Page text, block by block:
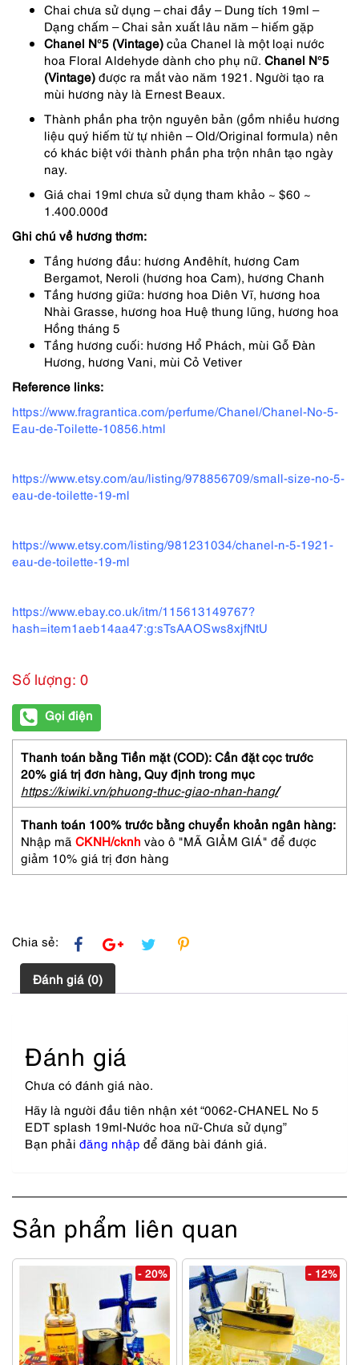
Chai chưa sử dụng – chai đầy – Dung tích 19ml –
Dạng chấm – Chai sản xuất lâu năm – hiếm gặp
Chanel N°5 (Vintage) của Chanel là một loại nước
hoa Floral Aldehyde dành cho phụ nữ. Chanel N°5
(Vintage) được ra mắt vào năm 1921. Người tạo ra
mùi hương này là Ernest Beaux.
Thành phần pha trộn nguyên bản (gồm nhiều hương
liệu quý hiếm từ tự nhiên – Old/Original formula) nên
có khác biệt với thành phần pha trộn nhân tạo ngày
nay.
Giá chai 19ml chưa sử dụng tham khảo ~ $60 ~
1.400.000đ
Ghi chú về hương thơm:
Tầng hương đầu: hương Anđêhít, hương Cam
Bergamot, Neroli (hương hoa Cam), hương Chanh
Tầng hương giữa: hương hoa Diên Vĩ, hương hoa
Nhài Grasse, hương hoa Huệ thung lũng, hương hoa
Hồng tháng 5
Tầng hương cuối: hương Hổ Phách, mùi Gỗ Đàn
Hương, hương Vani, mùi Cỏ Vetiver
Reference links:
https://www.fragrantica.com/perfume/Chanel/Chanel-No-5-
Eau-de-Toilette-10856.html
https://www.etsy.com/au/listing/978856709/small-size-no-5-
eau-de-toilette-19-ml
https://www.etsy.com/listing/981231034/chanel-n-5-1921-
eau-de-toilette-19-ml
https://www.ebay.co.uk/itm/115613149767?
hash=item1aeb14aa47:g:sTsAAOSws8xjfNtU
Số lượng: 0
Gọi điện
Thanh toán bằng Tiền mặt (COD): Cần đặt cọc trước
20% giá trị đơn hàng, Quy định trong mục
https://kiwiki.vn/phuong-thuc-giao-nhan-hang/
Thanh toán 100% trước bằng chuyển khoản ngân hàng:
Nhập mã CKNH/cknh vào ô "MÃ GIẢM GIÁ" để được
giảm 10% giá trị đơn hàng
Chia sẻ:
Đánh giá (0)
Đánh giá
Chưa có đánh giá nào.
Hãy là người đầu tiên nhận xét “0062-CHANEL No 5
EDT splash 19ml-Nước hoa nữ-Chưa sử dụng”
Bạn phải đăng nhập để đăng bài đánh giá.
Sản phẩm liên quan
- 20% - 12%